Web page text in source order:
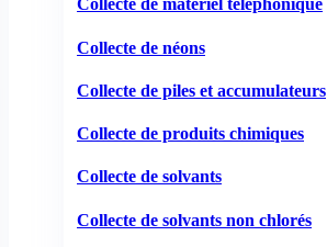
Collecte de matériel téléphonique
Collecte de néons
Collecte de piles et accumulateurs
Collecte de produits chimiques
Collecte de solvants
Collecte de solvants non chlorés